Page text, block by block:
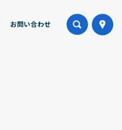
お問い合わせ